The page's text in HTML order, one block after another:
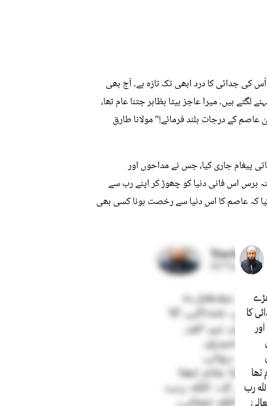
کی جدائی کا درد ابھی تک تازہ ہے۔ آج بھی
ہیں۔ میرا عاجز بیٹا بظاہر جتنا عام تھا،
عاصم کے درجات بلند فرمائے!" مولانا طارق
پیغام جاری کیا، جس نے مداحوں اور
برس اس فانی دنیا کو چھوڑ کر اپنے رب سے
کہ عاصم کا اس دنیا سے رخصت ہونا کسی بھی